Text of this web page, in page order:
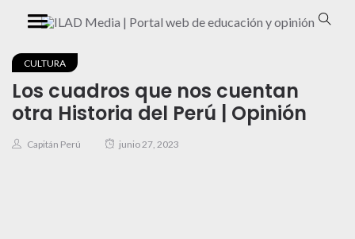
CULTURA
Los cuadros que nos cuentan
otra Historia del Perú | Opinión
Capitán Perú junio 27, 2023